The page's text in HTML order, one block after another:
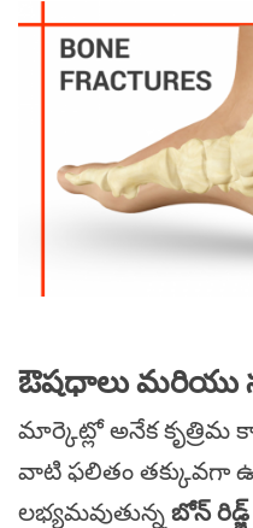
ఔషధాలు మరియు
మార్కెట్లో అనేక కృత్రిమ
వాటి ఫలితం తక్కువగా
లభ్యమవుతున్న బోన్